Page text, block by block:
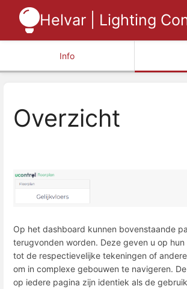
Helvar | Lighting
Info
Overzicht
Op het dashboard kunnen bovenstaande
terugvonden worden. Deze geven u op
tot de respectievelijke tekeningen of
om in complexe gebouwen te navigeren.
op iedere pagina zijn identiek als de